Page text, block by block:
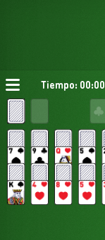
Tiempo: 00:00